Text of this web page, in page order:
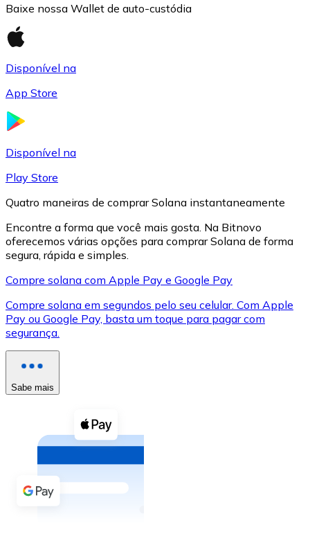
XRP
XRP
Ver tudo
Cupons cripto
Compre criptomoedas com dinheiro e outros
Comprar com dinheiro
Transferência SEPA
Baixe nossa Wallet de auto-custódia
Disponível na
App Store
Disponível na
Play Store
Quatro maneiras de comprar Solana instantaneamente
Encontre a forma que você mais gosta. Na Bitnovo
oferecemos várias opções para comprar Solana de forma
segura, rápida e simples.
Compre solana com Apple Pay e Google Pay
Compre solana em segundos pelo seu celular. Com Apple
Pay ou Google Pay, basta um toque para pagar com
segurança.
Sabe mais